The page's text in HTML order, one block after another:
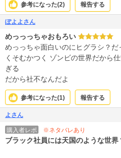
参考になった(2) 報告する
ぽよよさん
めっっっちゃおもろい
めっっちゃ面白いのにヒグラシ？だ
くそむかつく ゾンビの世界だから
ぎる
だから社不なんだよ
参考になった(1) 報告する
よさん
購入者レポ ※ネタバレあり
ブラック社員には天国のような世界